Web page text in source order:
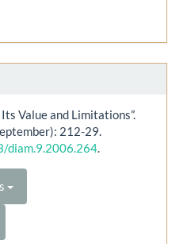
Value and Limitations”.
212-29.
diam.9.2006.264.